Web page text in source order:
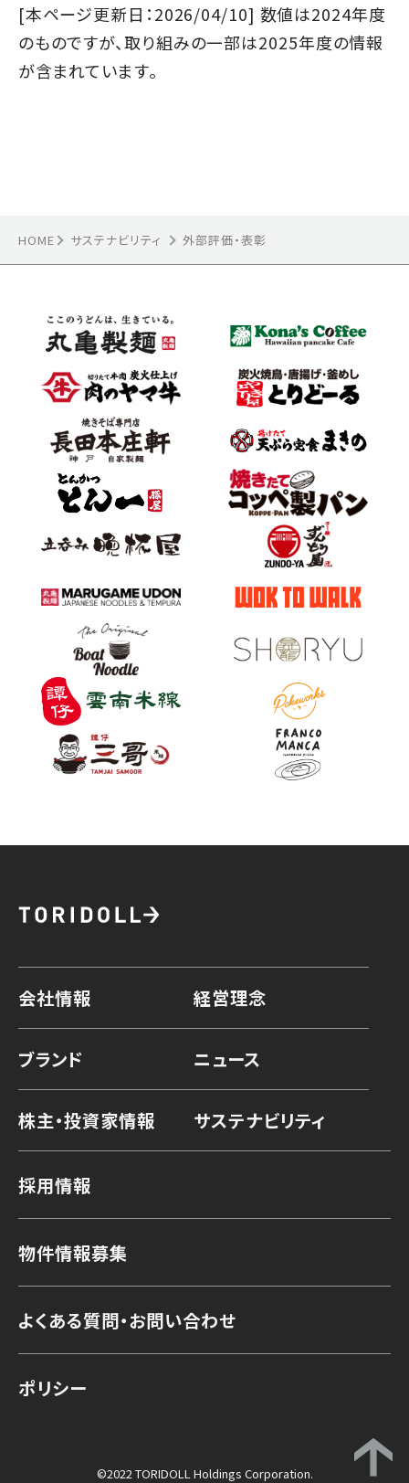
[本ページ更新日：2026/04/10] 数値は2024年度
のものですが、取り組みの一部は2025年度の情報
が含まれています。
HOME サステナビリティ 外部評価・表彰
会社情報 経営理念
ブランド ニュース
株主・投資家情報 サステナビリティ
採用情報
物件情報募集
よくある質問・お問い合わせ
ポリシー
©2022 TORIDOLL Holdings Corporation.